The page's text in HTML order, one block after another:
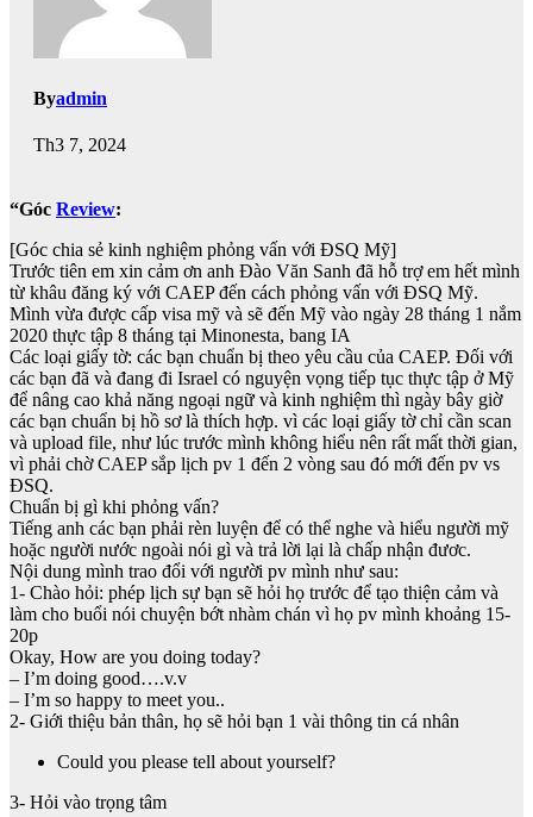
Byadmin
Th3 7, 2024
“Góc Review:
[Góc chia sẻ kinh nghiệm phỏng vấn với ĐSQ Mỹ]
Trước tiên em xin cảm ơn anh Đào Văn Sanh đã hỗ trợ em hết mình
từ khâu đăng ký với CAEP đến cách phỏng vấn với ĐSQ Mỹ.
Mình vừa được cấp visa mỹ và sẽ đến Mỹ vào ngày 28 tháng 1 nắm
2020 thực tập 8 tháng tại Minonesta, bang IA
Các loại giấy tờ: các bạn chuẩn bị theo yêu cầu của CAEP. Đối với
các bạn đã và đang đi Israel có nguyện vọng tiếp tục thực tập ở Mỹ
để nâng cao khả năng ngoại ngữ và kinh nghiệm thì ngày bây giờ
các bạn chuẩn bị hồ sơ là thích hợp. vì các loại giấy tờ chỉ cần scan
và upload file, như lúc trước mình không hiểu nên rất mất thời gian,
vì phải chờ CAEP sắp lịch pv 1 đến 2 vòng sau đó mới đến pv vs
ĐSQ.
Chuẩn bị gì khi phỏng vấn?
Tiếng anh các bạn phải rèn luyện để có thể nghe và hiểu người mỹ
hoặc người nước ngoài nói gì và trả lời lại là chấp nhận đươc.
Nội dung mình trao đổi với người pv mình như sau:
1- Chào hỏi: phép lịch sự bạn sẽ hỏi họ trước để tạo thiện cảm và
làm cho buổi nói chuyện bớt nhàm chán vì họ pv mình khoảng 15-
20p
Okay, How are you doing today?
– I’m doing good….v.v
– I’m so happy to meet you..
2- Giới thiệu bản thân, họ sẽ hỏi bạn 1 vài thông tin cá nhân
Could you please tell about yourself?
3- Hỏi vào trọng tâm